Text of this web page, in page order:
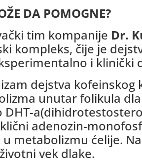
DA POMOGNE?
tim kompanije Dr.
kompleks, čije je
i klinički
dejstva kofeinskog
unutar folikula
DHT-
adenozin-
u metabolizmu ćelije.
vek dlake.